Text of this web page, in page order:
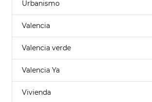
Urbanismo
Valencia
Valencia verde
Valencia Ya
Vivienda